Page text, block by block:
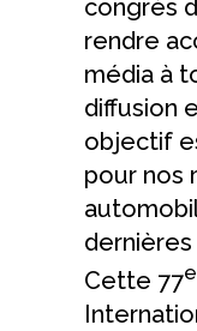
congrès
rendre
média à
diffusion
objectif
pour nos
dernières
Cette 77e